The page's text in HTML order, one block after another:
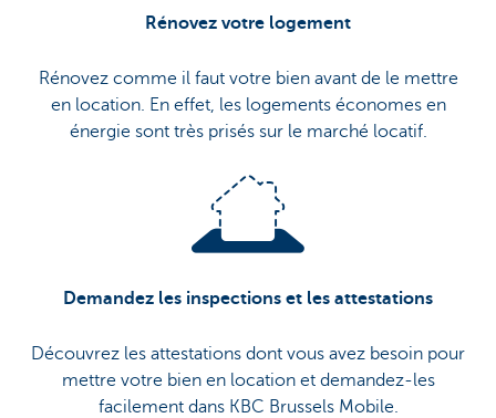
Rénovez votre logement
Rénovez comme il faut votre bien avant de le mettre
en location. En effet, les logements économes en
énergie sont très prisés sur le marché locatif.
Demandez les inspections et les attestations
Découvrez les attestations dont vous avez besoin pour
mettre votre bien en location et demandez-les
facilement dans KBC Brussels Mobile.